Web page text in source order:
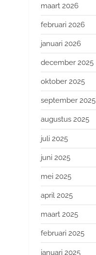
maart 2026
februari 2026
januari 2026
december 2025
oktober 2025
september 2025
augustus 2025
juli 2025
juni 2025
mei 2025
april 2025
maart 2025
februari 2025
januari 2025